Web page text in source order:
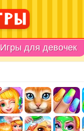
Игры для девочек